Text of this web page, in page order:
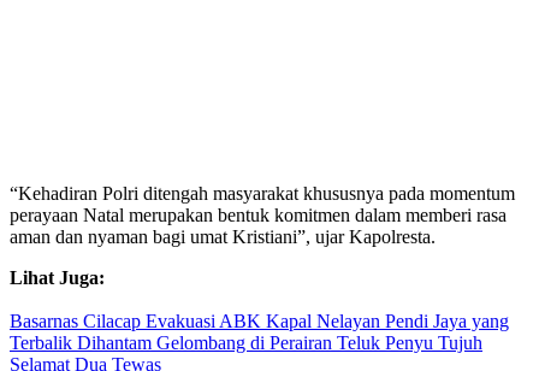
“Kehadiran Polri ditengah masyarakat khususnya pada momentum
perayaan Natal merupakan bentuk komitmen dalam memberi rasa
aman dan nyaman bagi umat Kristiani”, ujar Kapolresta.
Lihat Juga:
Basarnas Cilacap Evakuasi ABK Kapal Nelayan Pendi Jaya yang
Terbalik Dihantam Gelombang di Perairan Teluk Penyu Tujuh
Selamat Dua Tewas